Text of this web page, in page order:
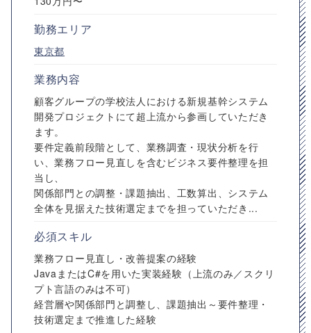
勤務エリア
東京都
業務内容
顧客グループの学校法人における新規基幹システム
開発プロジェクトにて超上流から参画していただき
ます。
要件定義前段階として、業務調査・現状分析を行
い、業務フロー見直しを含むビジネス要件整理を担
当し、
関係部門との調整・課題抽出、工数算出、システム
全体を見据えた技術選定までを担っていただき...
必須スキル
業務フロー見直し・改善提案の経験
JavaまたはC#を用いた実装経験（上流のみ／スクリ
プト言語のみは不可）
経営層や関係部門と調整し、課題抽出～要件整理・
技術選定まで推進した経験